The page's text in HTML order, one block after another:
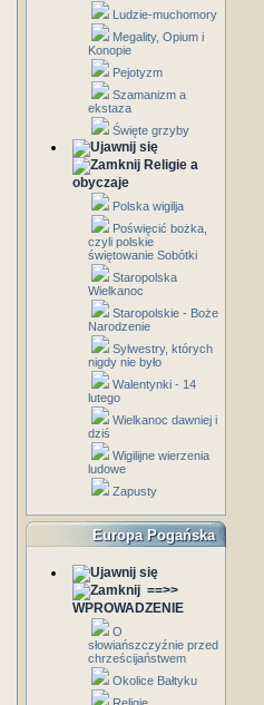
Ludzie-muchomory
Megality, Opium i
Konopie
Pejotyzm
Szamanizm a
ekstaza
Święte grzyby
Religie a
obyczaje
Polska wigilja
Poświęcić bożka,
czyli polskie
świętowanie Sobótki
Staropolska
Wielkanoc
Staropolskie - Boże
Narodzenie
Sylwestry, których
nigdy nie było
Walentynki - 14
lutego
Wielkanoc dawniej i
dziś
Wigilijne wierzenia
ludowe
Zapusty
Europa Pogańska
==>>
WPROWADZENIE
O
słowiańszczyźnie przed
chrześcijaństwem
Okolice Bałtyku